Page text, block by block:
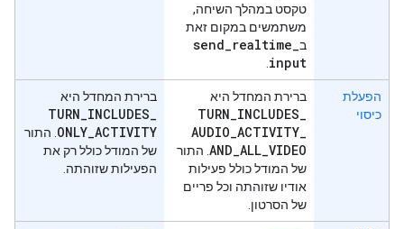
טקסט במהלך השיחה,
משתמשים במקום זאת
ב
send_realtime_
input
הפעלת
כיסוי
ברירת המחדל היא
TURN_INCLUDES_
AUDIO_ACTIVITY_
AND_ALL_VIDEO
. התור
של המודל כולל פעילות
אודיו שזוהתה וכל פריים
של הסרטון.
ברירת המחדל היא
TURN_INCLUDES_
ONLY_ACTIVITY
. התור
של המודל כולל רק את
הפעילות שזוהתה.